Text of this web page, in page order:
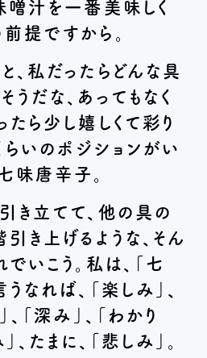
噌汁を一番美味しく
提ですから。
、私だったらどんな具
だな、あってもなく
たら少し嬉しくて彩り
いのポジションがい
味唐辛子。
き立てて、他の具の
き上げるような、そん
いこう。私は、「七
なれば、「楽しみ」、
、「深み」、「わかり
、たまに、「悲しみ」。